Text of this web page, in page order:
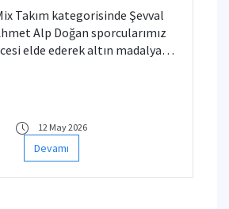
Takım kategorisinde Şevval
Alp Doğan sporcularımız
elde ederek altın madalya
açısından bizim için büyük
oldu.
12 May 2026
Devamı